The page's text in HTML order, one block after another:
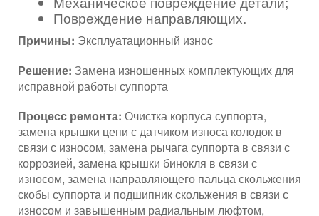
Повреждение направляющих.
Причины: Эксплуатационный износ
Решение: Замена изношенных комплектующих для
исправной работы суппорта
Процесс ремонта: Очистка корпуса суппорта,
замена крышки цепи с датчиком износа колодок в
связи с износом, замена рычага суппорта в связи с
коррозией, замена крышки бинокля в связи с
износом, замена направляющего пальца скольжения
скобы суппорта и подшипник скольжения в связи с
износом и завышенным радиальным люфтом,